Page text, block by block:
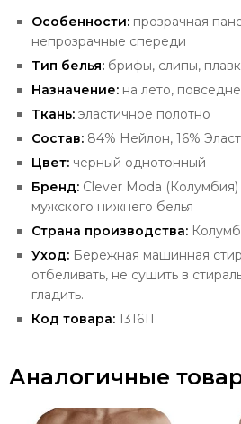
Особенности: прозрачная
непрозрачные спереди
Тип белья: брифы, слипы,
Назначение: на лето,
Ткань: эластичное полотно
Состав: 84% Нейлон, 16%
Цвет: черный однотонный
Бренд: Clever Moda
мужского нижнего белья
Страна производства:
Уход: Бережная машинная
отбеливать, не сушить в
гладить.
Код товара: 131611
Аналогичные